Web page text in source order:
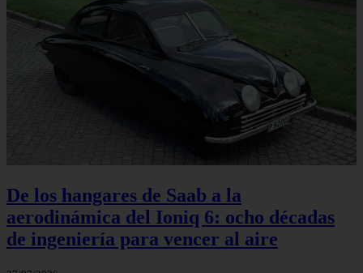
De los hangares de Saab a la
aerodinámica del Ioniq 6: ocho décadas
de ingeniería para vencer al aire